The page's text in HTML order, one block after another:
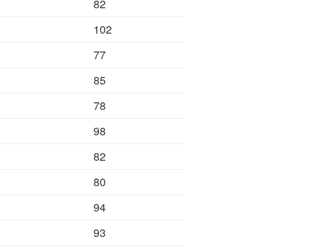
82
102
77
85
78
98
82
80
94
93